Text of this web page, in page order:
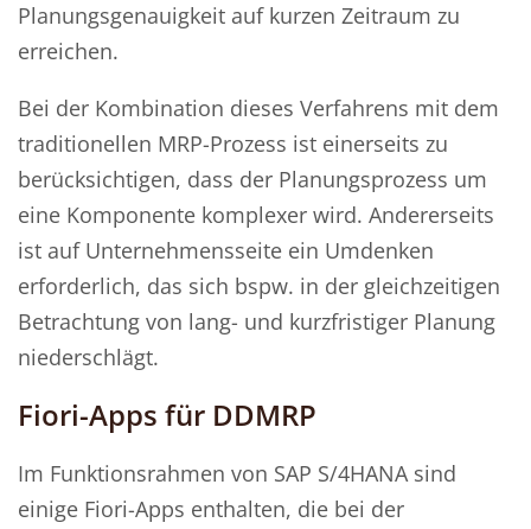
Planungsgenauigkeit auf kurzen Zeitraum zu
erreichen.
Bei der Kombination dieses Verfahrens mit dem
traditionellen MRP-Prozess ist einerseits zu
berücksichtigen, dass der Planungsprozess um
eine Komponente komplexer wird. Andererseits
ist auf Unternehmensseite ein Umdenken
erforderlich, das sich bspw. in der gleichzeitigen
Betrachtung von lang- und kurzfristiger Planung
niederschlägt.
Fiori-Apps für DDMRP
Im Funktionsrahmen von SAP S/4HANA sind
einige Fiori-Apps enthalten, die bei der